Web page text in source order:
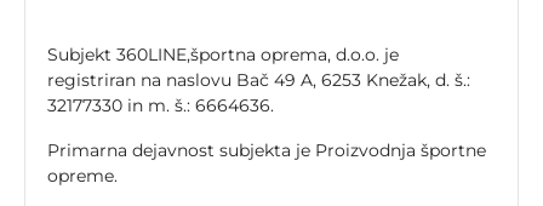
Subjekt 360LINE,športna oprema, d.o.o. je
registriran na naslovu Bač 49 A, 6253 Knežak, d. š.:
32177330 in m. š.: 6664636.
Primarna dejavnost subjekta je Proizvodnja športne
opreme.